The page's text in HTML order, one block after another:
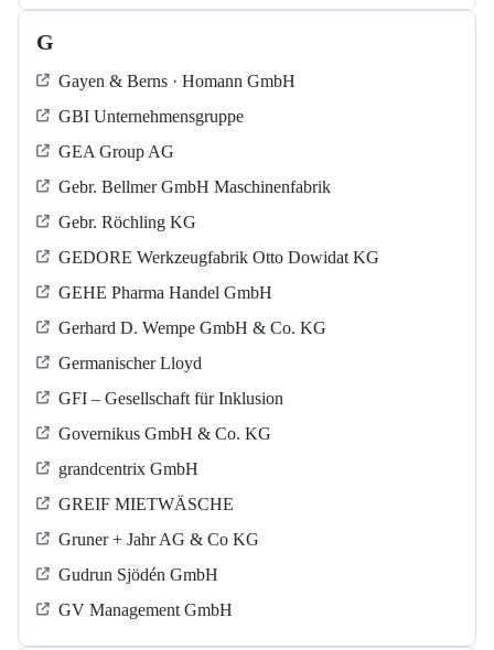
G
Gayen & Berns · Homann GmbH
GBI Unternehmensgruppe
GEA Group AG
Gebr. Bellmer GmbH Maschinenfabrik
Gebr. Röchling KG
GEDORE Werkzeugfabrik Otto Dowidat KG
GEHE Pharma Handel GmbH
Gerhard D. Wempe GmbH & Co. KG
Germanischer Lloyd
GFI – Gesellschaft für Inklusion
Governikus GmbH & Co. KG
grandcentrix GmbH
GREIF MIETWÄSCHE
Gruner + Jahr AG & Co KG
Gudrun Sjödén GmbH
GV Management GmbH